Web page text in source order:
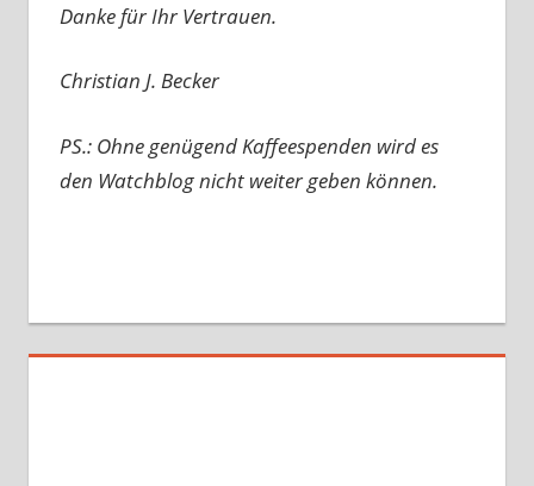
Danke für Ihr Vertrauen.
Christian J. Becker
PS.: Ohne genügend Kaffeespenden wird es
den Watchblog nicht weiter geben können.